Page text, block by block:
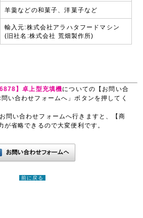
羊羹などの和菓子、洋菓子など
輸入元:株式会社アラハタフードマシン
(旧社名:株式会社 荒畑製作所)
6878】卓上型充填機についての【お問い合
い合わせフォームへ」ボタンを押してく
問い合わせフォームへ行きますと、【商
省略できるので大変便利です。
前に戻る